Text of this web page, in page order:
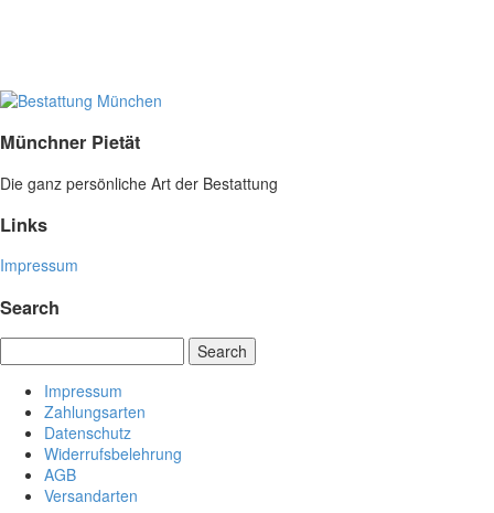
Münchner Pietät
Die ganz persönliche Art der Bestattung
Links
Impressum
Search
Search
Impressum
Zahlungsarten
Datenschutz
Widerrufsbelehrung
AGB
Versandarten